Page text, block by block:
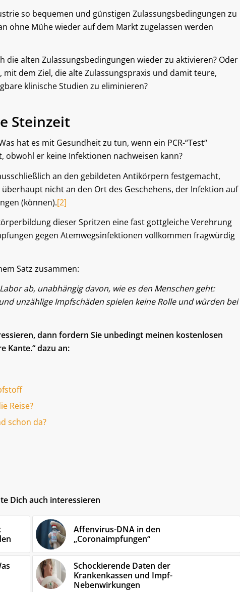
so bequemen und günstigen Zulassungsbedingungen zu
ohne Mühe wieder auf dem Markt zugelassen werden
die alten Zulassungsbedingungen wieder zu aktivieren? Oder
dem Ziel, die alte Zulassungspraxis und damit teure,
klinische Studien zu eliminieren?
Steinzeit
hat es mit Gesundheit zu tun, wenn ein PCR-“Test“
er keine Infektionen nachweisen kann?
an den gebildeten Antikörpern festgemacht,
nicht an den Ort des Geschehens, der Infektion auf
(können).[2]
dieser Spritzen eine fast gottgleiche Verehrung
gegen Atemwegsinfektionen vollkommen fragwürdig
Satz zusammen:
ab, unabhängig davon, wie es den Menschen geht:
unzählige Impfschäden spielen keine Rolle und würden bei
dann fordern Sie unbedingt meinen kostenlosen
Kante.“ dazu an:
Reise?
schon da?
Dich auch interessieren
Affenvirus-DNA in den
„Coronaimpfungen“
Schockierende Daten der
Krankenkassen und Impf-
Nebenwirkungen